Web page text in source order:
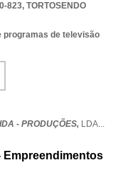
823, TORTOSENDO
programas de televisão
- PRODUÇÕES, LDA...
Empreendimentos